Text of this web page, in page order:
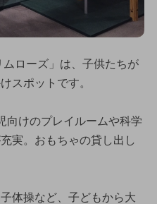
ムローズ」は、子供たちが
スポットです。
向けのプレイルームや科学
実。おもちゃの貸し出し
体操など、子どもから大